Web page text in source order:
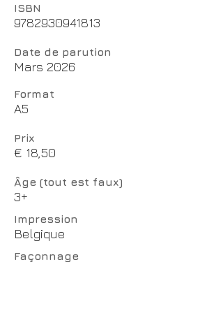
ISBN
9782930941813
Date de parution
Mars 2026
Format
A5
Prix
€ 18,50
Âge (tout est faux)
3+
Impression
Belgique
Façonnage